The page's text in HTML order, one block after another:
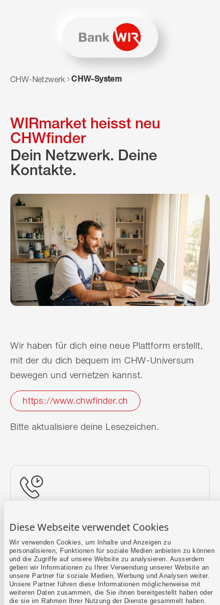
Diese Webseite verwendet Cookies
Wir verwenden Cookies, um Inhalte und Anzeigen zu
personalisieren, Funktionen für soziale Medien anbieten zu können
und die Zugriffe auf unsere Website zu analysieren. Ausserdem
geben wir Informationen zu Ihrer Verwendung unserer Website an
unsere Partner für soziale Medien, Werbung und Analysen weiter.
Unsere Partner führen diese Informationen möglicherweise mit
weiteren Daten zusammen, die Sie ihnen bereitgestellt haben oder
die sie im Rahmen Ihrer Nutzung der Dienste gesammelt haben.
Zum Navigieren dieser Seite wird JavaScript benötigt.
CHW-Netzwerk CHW-System
WIRmarket heisst neu
CHWfinder
Dein Netzwerk. Deine
Kontakte.
Wir haben für dich eine neue Plattform erstellt,
mit der du dich bequem im CHW-Universum
bewegen und vernetzen kannst.
https://www.chwfinder.ch
Bitte aktualisiere deine Lesezeichen.
Mehr erfahren